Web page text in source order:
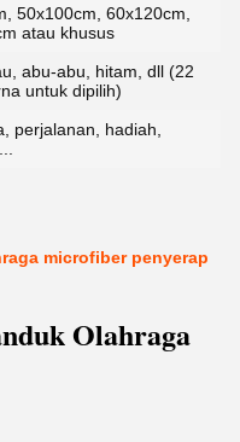
50x100cm, 60x120cm,
atau khusus
abu-abu, hitam, dll (22
untuk dipilih)
perjalanan, hadiah,
microfiber penyerap
Olahraga